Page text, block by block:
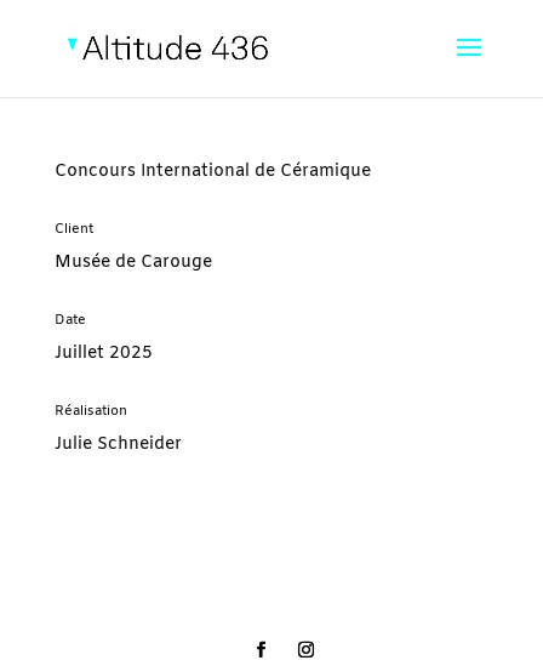
Concours International de Céramique
Client
Musée de Carouge
Date
Juillet 2025
Réalisation
Julie Schneider